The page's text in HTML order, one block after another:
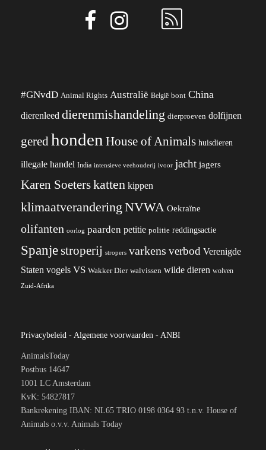
#GNvdD Animal Rights Australië België bont China
dierenleed dierenmishandeling dierproeven dolfijnen
gered honden House of Animals huisdieren
illegale handel India intensieve veehouderij ivoor jacht jagers
Karen Soeterskatten kippen
klimaatverandering NVWA Oekraïne
olifanten oorlog paarden petitie politie reddingsactie
Spanjestroperij stropers varkens verbod Verenigde
Staten vogels VS Wakker Dier walvissen wilde dieren wolven
Zuid-Afrika
Privacybeleid - Algemene voorwaarden - ANBI
AnimalsToday
Postbus 14647
1001 LC Amsterdam
KvK: 54827817
Bankrekening IBAN: NL65 TRIO 0198 0364 93 t.n.v. House of
Animals o.v.v. Animals Today